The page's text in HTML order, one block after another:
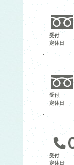
受付
定休日
受付
定休日
受付
定休日